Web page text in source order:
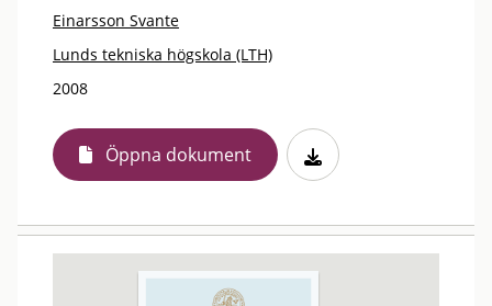
Einarsson Svante
Lunds tekniska högskola (LTH)
2008
Öppna dokument